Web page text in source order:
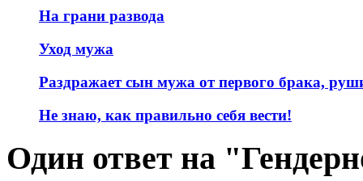
На грани развода
Уход мужа
Раздражает сын мужа от первого брака,
Не знаю, как правильно себя вести!
Один ответ на